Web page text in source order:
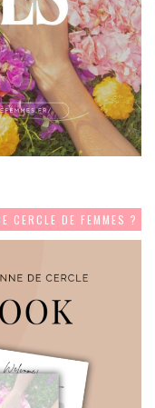
CERCLE DE FEMMES ?